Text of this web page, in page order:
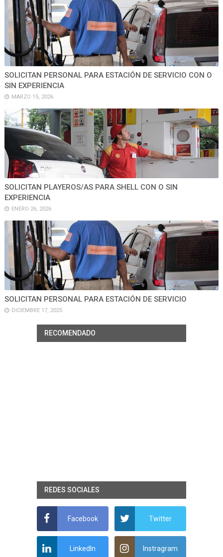
SOLICITAN PERSONAL PARA ESTACIÓN DE SERVICIO CON O
SIN EXPERIENCIA
MARZO 15, 2026
SOLICITAN PLAYEROS/AS PARA SHELL CON O SIN
EXPERIENCIA
ENERO 26, 2026
SOLICITAN PERSONAL PARA ESTACIÓN DE SERVICIO
DICIEMBRE 17, 2025
RECOMENDADO
REDES SOCIALES
Facebook Twitter
LinkedIn Instragram